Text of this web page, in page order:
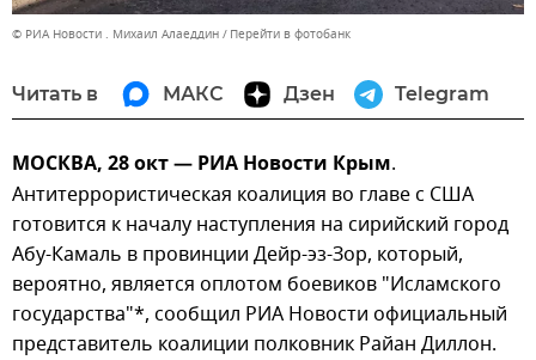
© РИА Новости . Михаил Алаеддин Перейти в фотобанк
Читать в МАКС Дзен Telegram
МОСКВА, 28 окт — РИА Новости Крым.
Антитеррористическая коалиция во главе с США
готовится к началу наступления на сирийский город
Абу-Камаль в провинции Дейр-эз-Зор, который,
вероятно, является оплотом боевиков "Исламского
государства"*, сообщил РИА Новости официальный
представитель коалиции полковник Райан Диллон.